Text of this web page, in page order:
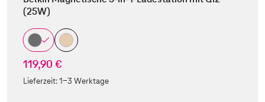
(25W)
119,90 €
Lieferzeit:1-3 Werktage